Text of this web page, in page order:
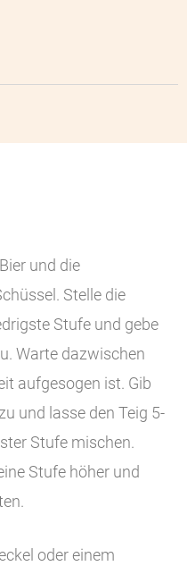
und die
Stelle die
Stufe und gebe
Warte dazwischen
aufgesogen ist. Gib
und lasse den Teig 5-
Stufe mischen.
Stufe höher und
oder einem